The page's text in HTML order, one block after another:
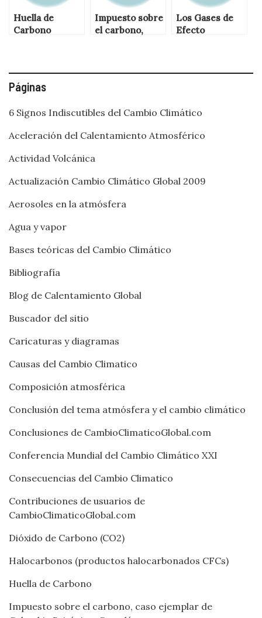
Huella de
Carbono
Impuesto sobre
el carbono,
Los Gases de
Efecto
Páginas
6 Signos Indiscutibles del Cambio Climático
Aceleración del Calentamiento Atmosférico
Actividad Volcánica
Actualización Cambio Climático Global 2009
Aerosoles en la atmósfera
Agua y vapor
Bases teóricas del Cambio Climático
Bibliografía
Blog de Calentamiento Global
Buscador del sitio
Caricaturas y diagramas
Causas del Cambio Climatico
Composición atmosférica
Conclusión del tema atmósfera y el cambio climático
Conclusiones de CambioClimaticoGlobal.com
Conferencia Mundial del Cambio Climático XXI
Consecuencias del Cambio Climatico
Contribuciones de usuarios de
CambioClimaticoGlobal.com
Dióxido de Carbono (CO2)
Halocarbonos (productos halocarbonados CFCs)
Huella de Carbono
Impuesto sobre el carbono, caso ejemplar de